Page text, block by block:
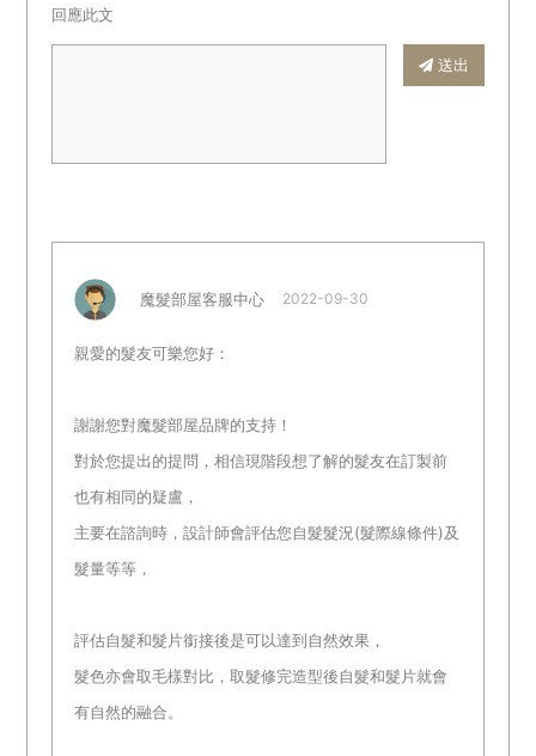
回應此文
送出
魔髮部屋客服中心 2022-09-30
親愛的髮友可樂您好：
謝謝您對魔髮部屋品牌的支持！
對於您提出的提問，相信現階段想了解的髮友在訂製前
也有相同的疑盧，
主要在諮詢時，設計師會評估您自髮髮況(髮際線條件)及
髮量等等，
評估自髮和髮片銜接後是可以達到自然效果，
髮色亦會取毛樣對比，取髮修完造型後自髮和髮片就會
有自然的融合。